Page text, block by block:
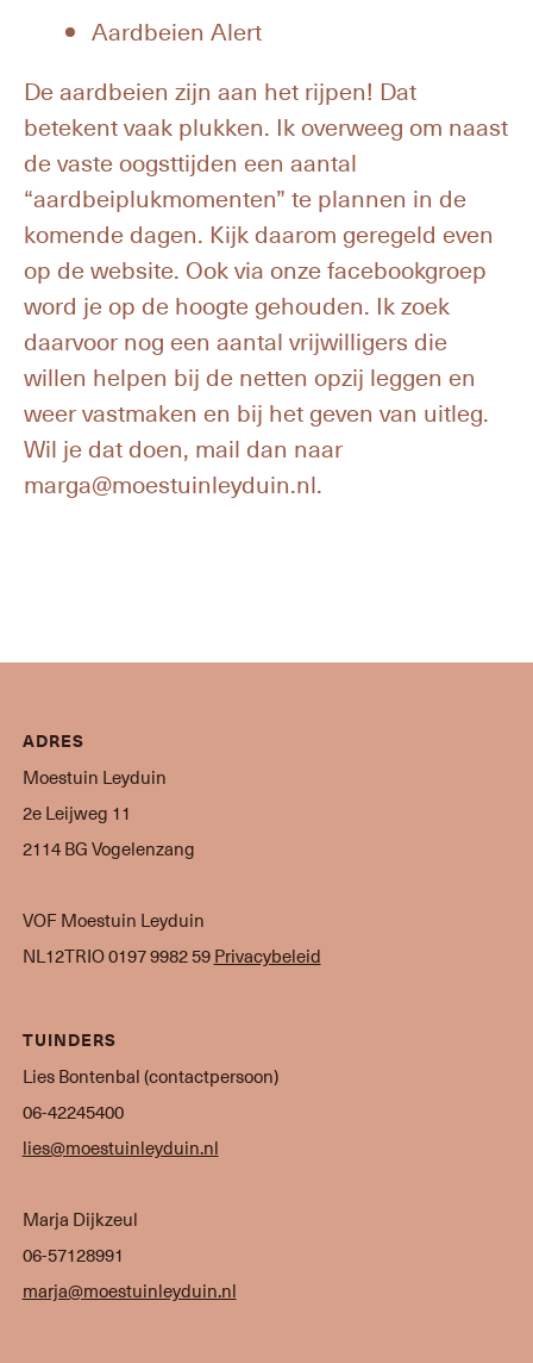
Aardbeien Alert
De aardbeien zijn aan het rijpen! Dat
betekent vaak plukken. Ik overweeg om naast
de vaste oogsttijden een aantal
“aardbeiplukmomenten” te plannen in de
komende dagen. Kijk daarom geregeld even
op de website. Ook via onze facebookgroep
word je op de hoogte gehouden. Ik zoek
daarvoor nog een aantal vrijwilligers die
willen helpen bij de netten opzij leggen en
weer vastmaken en bij het geven van uitleg.
Wil je dat doen, mail dan naar
marga@moestuinleyduin.nl.
ADRES
Moestuin Leyduin
2e Leijweg 11
2114 BG Vogelenzang
VOF Moestuin Leyduin
NL12TRIO 0197 9982 59Privacybeleid
TUINDERS
Lies Bontenbal (contactpersoon)
06-42245400
lies@moestuinleyduin.nl
Marja Dijkzeul
06-57128991
marja@moestuinleyduin.nl